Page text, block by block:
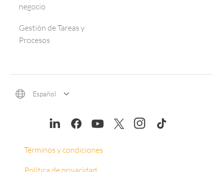
negocio
Gestión de Tareas y
Procesos
Español
Términos y condiciones